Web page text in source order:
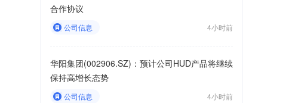
合作协议
公司信息 4小时前
华阳集团(002906.SZ)：预计公司HUD产品将继续
保持高增长态势
公司信息 4小时前